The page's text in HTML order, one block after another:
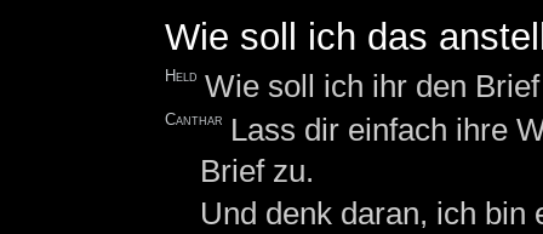
Wie soll ich das
Held Wie soll ich ihr den
Canthar
Lass dir einfach ihre
Brief zu.
Und denk daran, ich bin